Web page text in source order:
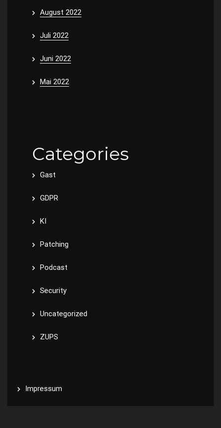
August 2022
Juli 2022
Juni 2022
Mai 2022
Categories
Gast
GDPR
KI
Patching
Podcast
Security
Uncategorized
ZUPS
Impressum